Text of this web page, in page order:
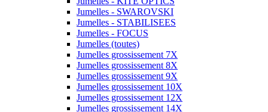
Jumelles - SWAROVSKI
Jumelles - STABILISEES
Jumelles - FOCUS
Jumelles (toutes)
Jumelles grossissement 7X
Jumelles grossissement 8X
Jumelles grossissement 9X
Jumelles grossissement 10X
Jumelles grossissement 12X
Jumelles grossissement 14X